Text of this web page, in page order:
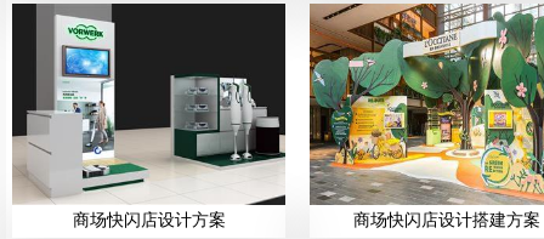
商场快闪店设计方案 商场快闪店设计搭建方案